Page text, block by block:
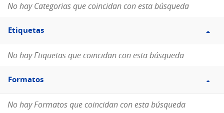
No hay Categorias que coincidan con esta búsqueda
Filtro
Etiquetas
Etiquetas
No hay Etiquetas que coincidan con esta búsqueda
Filtro
Formatos
Formatos
No hay Formatos que coincidan con esta búsqueda